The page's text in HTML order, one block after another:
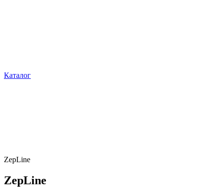
Каталог
ZepLine
ZepLine